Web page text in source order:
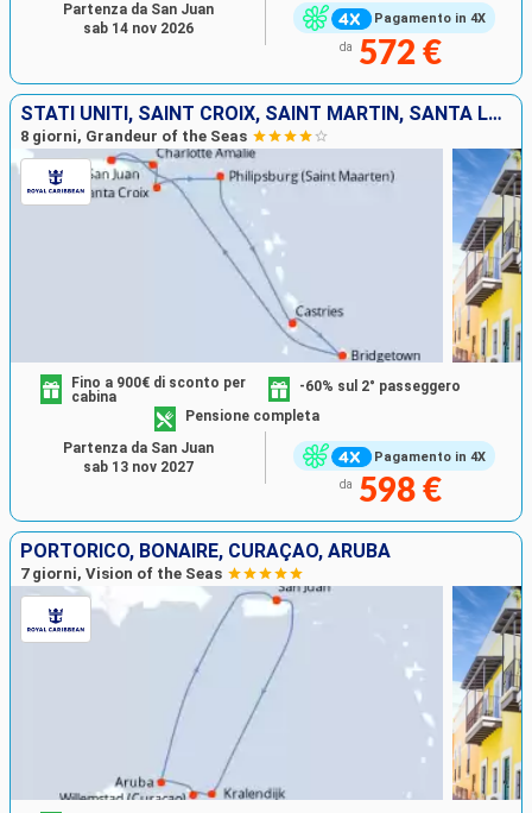
Pagamento in 4X
da 572 €
Partenza da San Juan
sab 14 nov 2026
STATI UNITI, SAINT CROIX, SAINT MARTIN, SANTA LUCIA, BARBADOS, PORTORICO
8 giorni, Grandeur of the Seas
Pagamento in 4X
Fino a 900€ di sconto per
cabina
-60% sul 2° passeggero
Pensione completa
da 598 €
Partenza da San Juan
sab 13 nov 2027
PORTORICO, BONAIRE, CURAÇAO, ARUBA
7 giorni, Vision of the Seas